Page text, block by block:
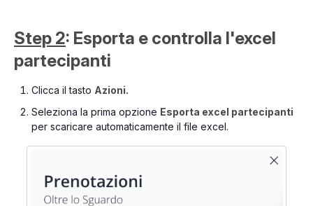
Step 2: Esporta e controlla l'excel
partecipanti
Clicca il tasto Azioni.
Seleziona la prima opzione Esporta excel partecipanti
per scaricare automaticamente il file excel.